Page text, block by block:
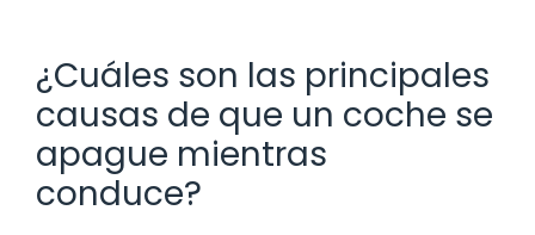
¿Cuáles son las principales
causas de que un coche se
apague mientras
conduce?